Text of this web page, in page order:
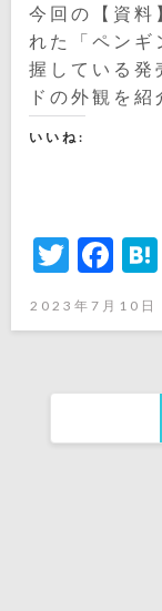
今回の【資料
れた「ペンギ
握している発
ドの外観を紹
いいね:
投
日:
2023年7月10日
投
の